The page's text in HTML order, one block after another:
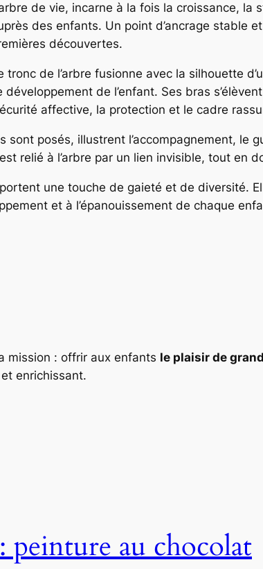
de vie, incarne à la fois la croissance, la
des enfants. Un point d’ancrage stable
découvertes.
tronc de l’arbre fusionne avec la silhouette
développement de l’enfant. Ses bras
affective, la protection et le cadre
sont posés, illustrent l’accompagnement, le
relié à l’arbre par un lien invisible, tout en
une touche de gaieté et de diversité.
et à l’épanouissement de chaque
mission : offrir aux enfants le plaisir de
enrichissant.
peinture au chocolat